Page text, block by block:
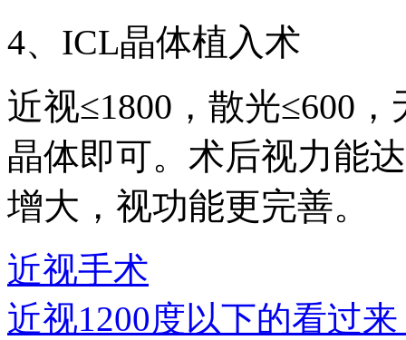
4、ICL晶体植入术
近视≤1800，散光≤600
晶体即可。术后视力能
增大，视功能更完善。
近视手术
近视1200度以下的看过